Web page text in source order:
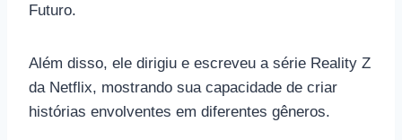
Futuro.
Além disso, ele dirigiu e escreveu a série Reality Z
da Netflix, mostrando sua capacidade de criar
histórias envolventes em diferentes gêneros.